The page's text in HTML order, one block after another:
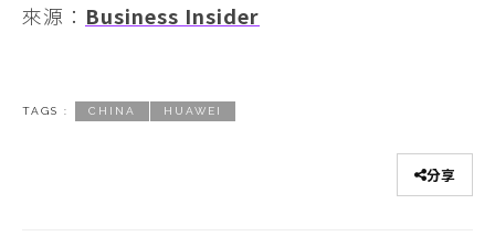
來源： Business Insider
TAGS : CHINA HUAWEI
分享